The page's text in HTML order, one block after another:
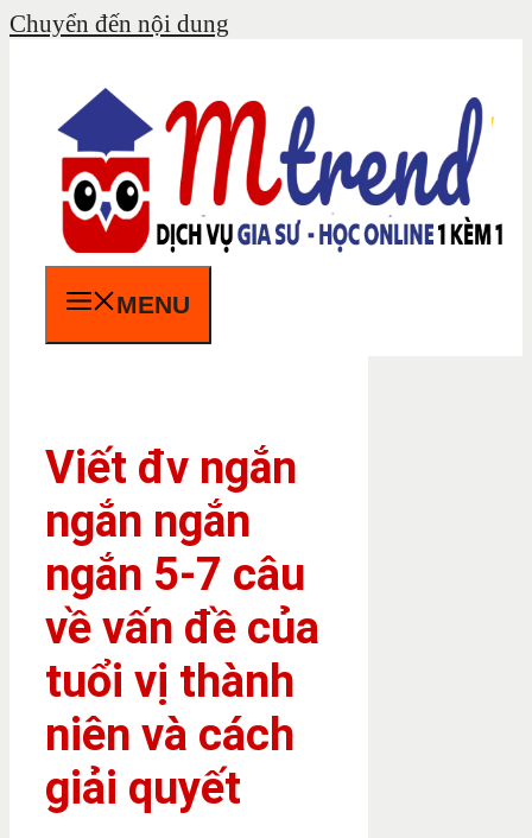
Chuyển đến nội dung
MENU
Viết đv ngắn
ngắn ngắn
ngắn 5-7 câu
về vấn đề của
tuổi vị thành
niên và cách
giải quyết